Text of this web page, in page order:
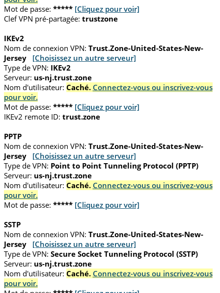
Mot de passe: ***** [Cliquez pour voir]
Clef VPN pré-partagée: trustzone
IKEv2
Nom de connexion VPN: Trust.Zone-United-States-New-
Jersey
[Choisissez un autre serveur]
Type de VPN: IKEv2
Serveur: us-nj.trust.zone
Nom d'utilisateur: Caché. Connectez-vous ou inscrivez-vous
pour voir.
Mot de passe: ***** [Cliquez pour voir]
IKEv2 remote ID: trust.zone
PPTP
Nom de connexion VPN: Trust.Zone-United-States-New-
Jersey
[Choisissez un autre serveur]
Type de VPN: Point to Point Tunneling Protocol (PPTP)
Serveur: us-nj.trust.zone
Nom d'utilisateur: Caché. Connectez-vous ou inscrivez-vous
pour voir.
Mot de passe: ***** [Cliquez pour voir]
SSTP
Nom de connexion VPN: Trust.Zone-United-States-New-
Jersey
[Choisissez un autre serveur]
Type de VPN: Secure Socket Tunneling Protocol (SSTP)
Serveur: us-nj.trust.zone
Nom d'utilisateur: Caché. Connectez-vous ou inscrivez-vous
pour voir.